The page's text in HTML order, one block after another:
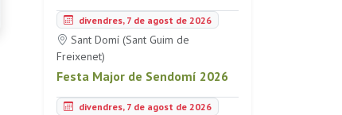
divendres, 7 de agost de 2026
Sant Domí (Sant Guim de
Freixenet)
Festa Major de Sendomí 2026
divendres, 7 de agost de 2026